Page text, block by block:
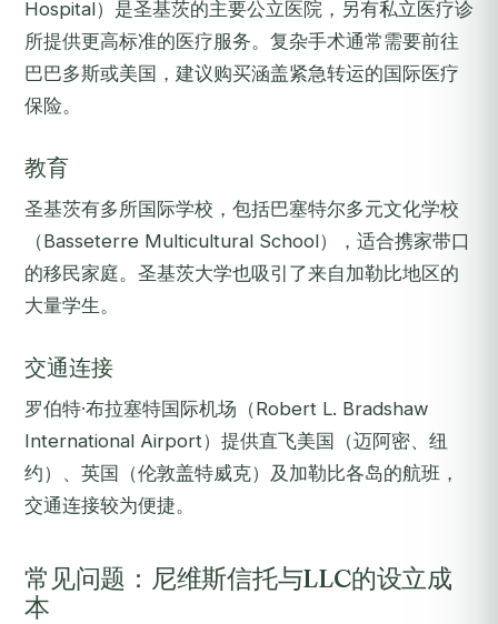
Hospital）是圣基茨的主要公立医院，另有私立医疗诊
所提供更高标准的医疗服务。复杂手术通常需要前往
巴巴多斯或美国，建议购买涵盖紧急转运的国际医疗
保险。
教育
圣基茨有多所国际学校，包括巴塞特尔多元文化学校
（Basseterre Multicultural School），适合携家带口
的移民家庭。圣基茨大学也吸引了来自加勒比地区的
大量学生。
交通连接
罗伯特·布拉塞特国际机场（Robert L. Bradshaw
International Airport）提供直飞美国（迈阿密、纽
约）、英国（伦敦盖特威克）及加勒比各岛的航班，
交通连接较为便捷。
常见问题：尼维斯信托与LLC的设立成
本